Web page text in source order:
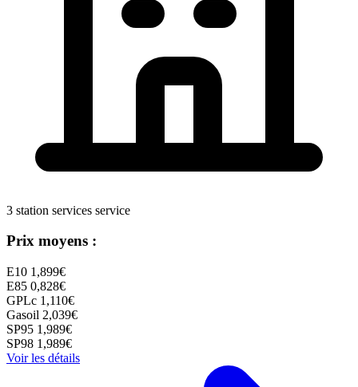
3 station services service
Prix moyens :
E10 1,899€
E85 0,828€
GPLc 1,110€
Gasoil 2,039€
SP95 1,989€
SP98 1,989€
Voir les détails